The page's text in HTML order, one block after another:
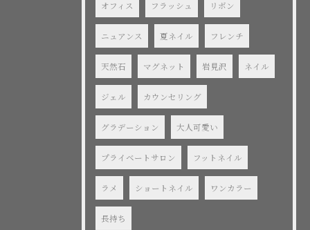
オフィス フラッシュ リボン
ニュアンス 夏ネイル フレンチ
天然石 マグネット 岩見沢 ネイル
ジェル カウンセリング
グラデーション 大人可愛い
プライベートサロン フットネイル
ラメ ショートネイル ワンカラー
長持ち